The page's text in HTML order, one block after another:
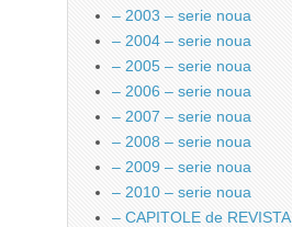
– 2003 – serie noua
– 2004 – serie noua
– 2005 – serie noua
– 2006 – serie noua
– 2007 – serie noua
– 2008 – serie noua
– 2009 – serie noua
– 2010 – serie noua
– CAPITOLE de REVISTA